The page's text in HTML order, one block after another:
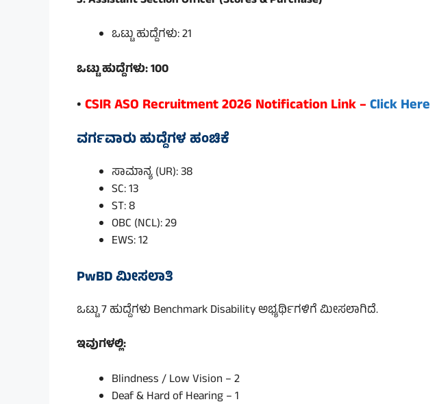
ಒಟ್ಟು ಹುದ್ದೆಗಳು: 21
ಒಟ್ಟು ಹುದ್ದೆಗಳು: 100
•CSIR ASO Recruitment 2026 Notification Link –Click Here
ವರ್ಗವಾರು ಹುದ್ದೆಗಳ ಹಂಚಿಕೆ
ಸಾಮಾನ್ಯ (UR): 38
SC: 13
ST: 8
OBC (NCL): 29
EWS: 12
PwBD ಮೀಸಲಾತಿ
ಒಟ್ಟು 7 ಹುದ್ದೆಗಳು Benchmark Disability ಅಭ್ಯರ್ಥಿಗಳಿಗೆ ಮೀಸಲಾಗಿದೆ.
ಇವುಗಳಲ್ಲಿ:
Blindness / Low Vision – 2
Deaf & Hard of Hearing – 1